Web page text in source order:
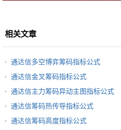
相关文章
通达信多空博弈筹码指标公式
通达信金叉筹码指标公式
通达信主力筹码异动主图指标公式
通达信筹码热传导指标公式
通达信筹码高度指标公式